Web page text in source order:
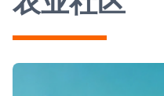
作，诚邀有资源
前，农业从业人员老